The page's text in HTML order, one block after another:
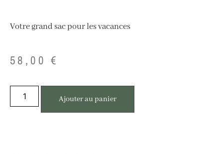
Votre grand sac pour les vacances
58,00€
Ajouter au panier